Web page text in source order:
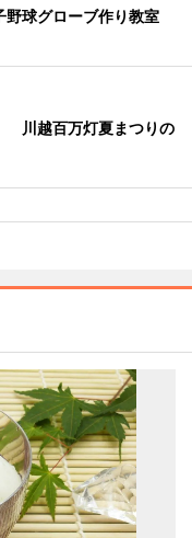
野球グローブ作り教室
川越百万灯夏まつりの